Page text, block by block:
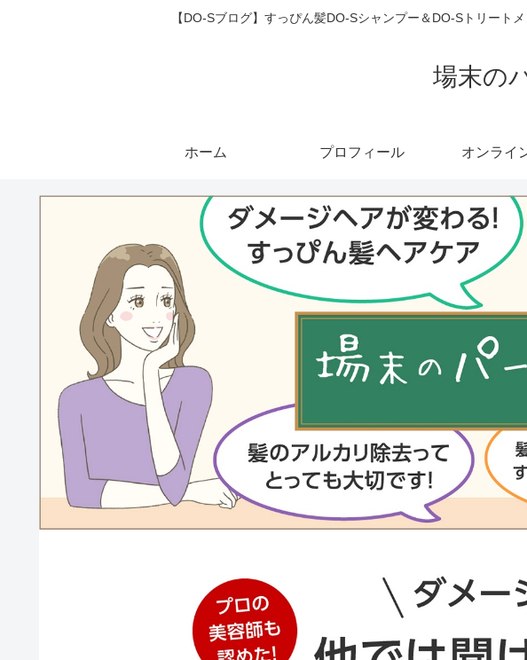
【DO-Sブログ】すっぴん髪DO-Sシャンプー＆DO-Sトリー
場末の
ホーム プロフィール オンライ